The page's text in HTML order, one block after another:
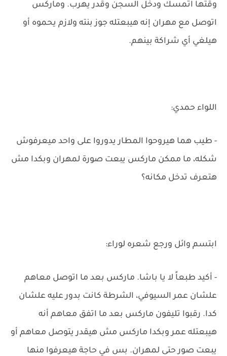
وقتها اتمسك ودخل السجن وقدر يهرب. وماركس
اتوصل مع مهران إنه هيبعتله جوز بنته ولازم يحموه أو
هيلغي أي شراكة بينهم.
اللواء حمدي:
- طيب هما هيروحوا المطار يدوروا على واحد ميعرفوش
شكله، ما ممكن ماركس يبعت صورة لمهران وبكدا مش
هتعرف تدخل مكانه؟
ابتسم وائل ورجع شعره لوراء:
- أكيد طبعاً لا يا باشا. ماركس بعد ما اتوصل معاهم
علشان عمر السيوفي، الشرطة كانت بدور عليه علشان
كدا. رقبوا تليفون ماركس بعد ما اتفق معاهم أنه
هيبعتله عمر وبكدا ماركس مش هيقدر يتوصل معاهم أو
يبعت صور حتى لمهران. بس في حاجة هيعرفوا منها